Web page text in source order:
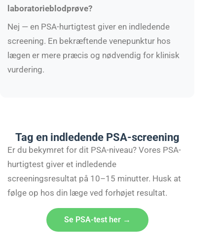
laboratorieblodprøve?
Nej — en PSA-hurtigtest giver en indledende
screening. En bekræftende venepunktur hos
lægen er mere præcis og nødvendig for klinisk
vurdering.
Tag en indledende PSA-screening
Er du bekymret for dit PSA-niveau? Vores PSA-
hurtigtest giver et indledende
screeningsresultat på 10–15 minutter. Husk at
følge op hos din læge ved forhøjet resultat.
Se PSA-test her →